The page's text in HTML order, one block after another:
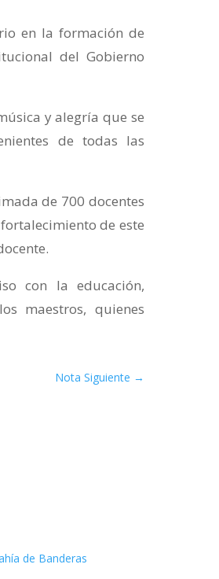
en la formación de
del Gobierno
y alegría que se
de todas las
de 700 docentes
de este
con la educación,
maestros, quienes
Nota Siguiente →